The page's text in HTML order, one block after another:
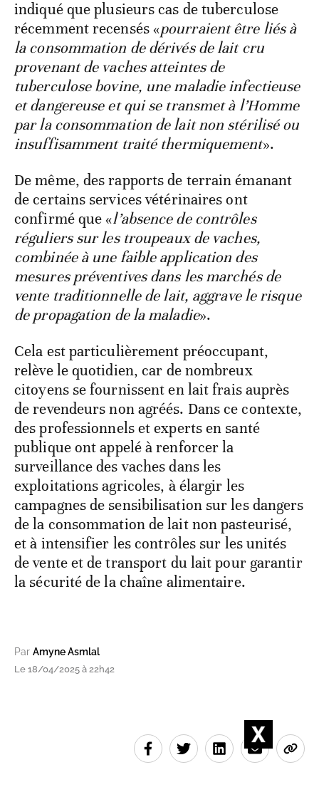
indiqué que plusieurs cas de tuberculose
récemment recensés «pourraient être liés à
la consommation de dérivés de lait cru
provenant de vaches atteintes de
tuberculose bovine, une maladie infectieuse
et dangereuse et qui se transmet à l’Homme
par la consommation de lait non stérilisé ou
insuffisamment traité thermiquement».
De même, des rapports de terrain émanant
de certains services vétérinaires ont
confirmé que «l’absence de contrôles
réguliers sur les troupeaux de vaches,
combinée à une faible application des
mesures préventives dans les marchés de
vente traditionnelle de lait, aggrave le risque
de propagation de la maladie».
Cela est particulièrement préoccupant,
relève le quotidien, car de nombreux
citoyens se fournissent en lait frais auprès
de revendeurs non agréés. Dans ce contexte,
des professionnels et experts en santé
publique ont appelé à renforcer la
surveillance des vaches dans les
exploitations agricoles, à élargir les
campagnes de sensibilisation sur les dangers
de la consommation de lait non pasteurisé,
et à intensifier les contrôles sur les unités
de vente et de transport du lait pour garantir
la sécurité de la chaîne alimentaire.
Par Amyne Asmlal
Le 18/04/2025 à 22h42